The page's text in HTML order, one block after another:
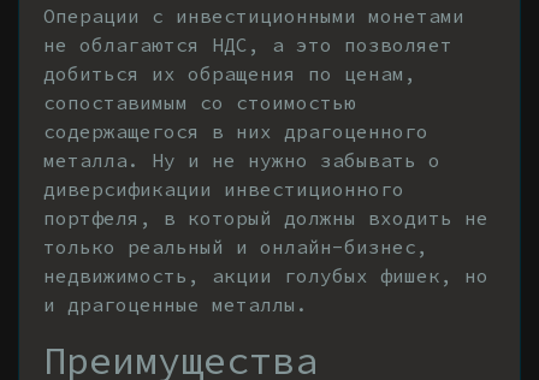
Операции с инвестиционными монетами
не облагаются НДС, а это позволяет
добиться их обращения по ценам,
сопоставимым со стоимостью
содержащегося в них драгоценного
металла. Ну и не нужно забывать о
диверсификации инвестиционного
портфеля, в который должны входить не
только реальный и онлайн-бизнес,
недвижимость, акции голубых фишек, но
и драгоценные металлы.
Преимущества